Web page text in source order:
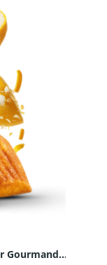
Gourmand...